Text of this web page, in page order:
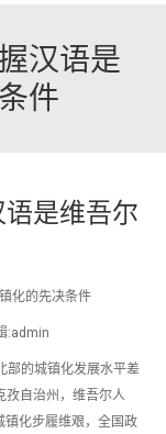
汉语是
件
是维吾尔
化的先决条件
:admin
部的城镇化发展水平差
孜自治州，维吾尔人
镇化步履维艰，全国政